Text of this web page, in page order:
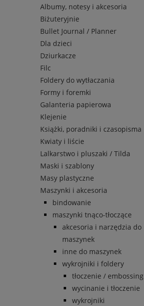
Albumy, notesy i akcesoria
Biżuteryjnie
Bullet Journal / Planner
Dla dzieci
Dziurkacze
Filc
Foldery do wytłaczania
Formy i foremki
Galanteria papierowa
Klejenie
Książki, poradniki i czasopisma
Kwiaty i liście
Lalkarstwo i pluszaki / Tilda
Maski i szablony
Masy plastyczne
Maszynki i akcesoria
bindowanie
maszynki tnąco-tłoczące
akcesoria i narzędzia do
maszynek
inne do maszynek
wykrojniki i foldery
tłoczenie / embossing
wycinanie i tłoczenie
wykrojniki